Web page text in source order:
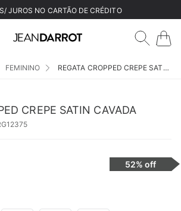
JUROS NO CARTÃO DE CRÉDITO
FEMININO REGATA CROPPED CREPE SATIN CAVADA
CREPE SATIN CAVADA
52% off